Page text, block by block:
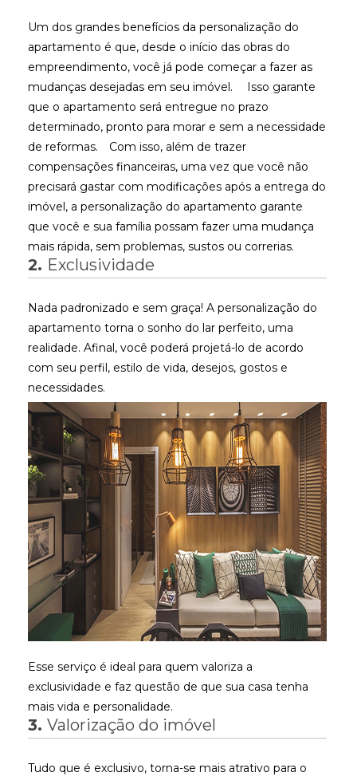
Um dos grandes benefícios da personalização do
apartamento é que, desde o início das obras do
empreendimento, você já pode começar a fazer as
mudanças desejadas em seu imóvel.
Isso garante
que o apartamento será entregue no prazo
determinado, pronto para morar e sem a necessidade
de reformas.
Com isso, além de trazer
compensações financeiras, uma vez que você não
precisará gastar com modificações após a entrega do
imóvel, a personalização do apartamento garante
que você e sua família possam fazer uma mudança
mais rápida, sem problemas, sustos ou correrias.
2. Exclusividade
Nada padronizado e sem graça! A personalização do
apartamento torna o sonho do lar perfeito, uma
realidade. Afinal, você poderá projetá-lo de acordo
com seu perfil, estilo de vida, desejos, gostos e
necessidades.
Esse serviço é ideal para quem valoriza a
exclusividade e faz questão de que sua casa tenha
mais vida e personalidade.
3. Valorização do imóvel
Tudo que é exclusivo, torna-se mais atrativo para o